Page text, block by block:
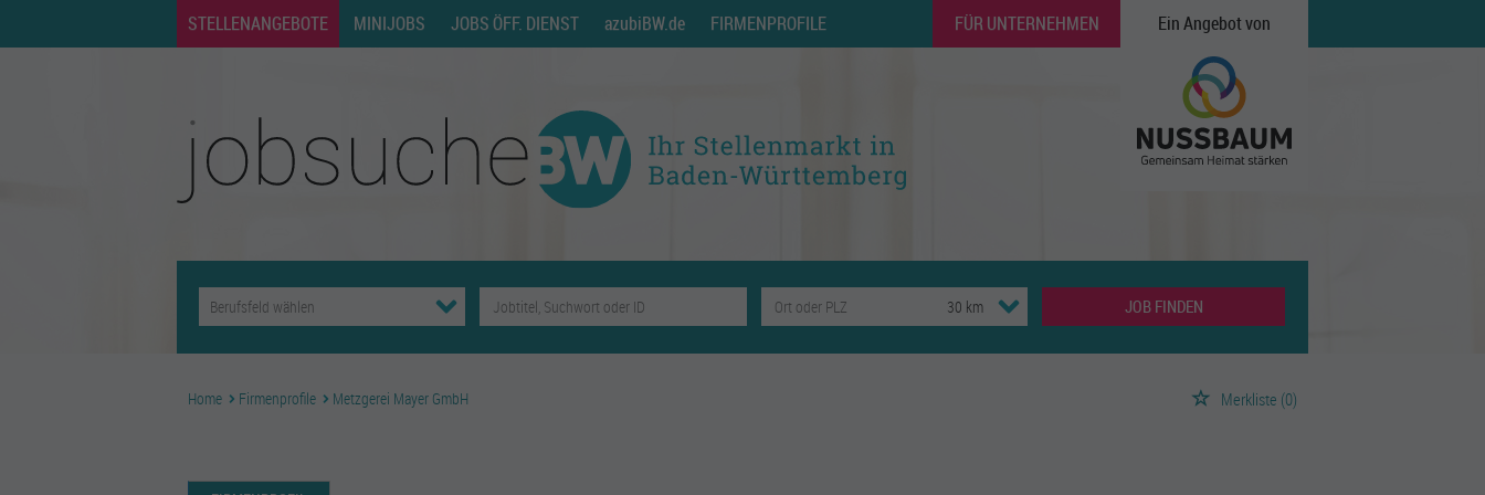
STELLENANGEBOTE MINIJOBS JOBS ÖFF. DIENST azubiBW.de FIRMENPROFILE FÜR UNTERNEHMEN Ein Angebot von
JOB FINDEN
Home Firmenprofile Metzgerei Mayer GmbH Merkliste (0)